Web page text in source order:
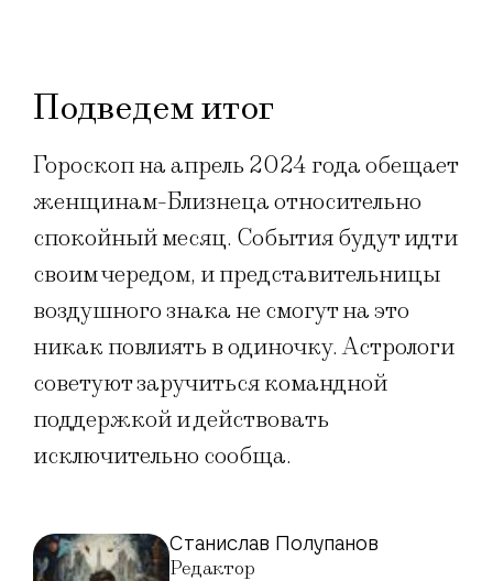
Подведем итог
Гороскоп на апрель 2024 года обещает
женщинам-Близнеца относительно
спокойный месяц. События будут идти
своим чередом, и представительницы
воздушного знака не смогут на это
никак повлиять в одиночку. Астрологи
советуют заручиться командной
поддержкой и действовать
исключительно сообща.
Станислав Полупанов
Редактор